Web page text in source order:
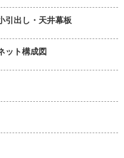
引出し・天井幕板
ット構成図